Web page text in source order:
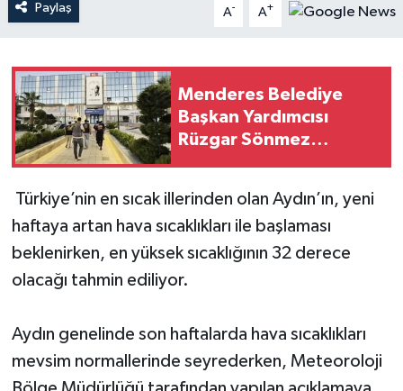
Paylaş A- A+
Menderes Belediye
Başkan Yardımcısı
Rüzgar Sönmez
Türkiye’nin en sıcak illerinden olan Aydın’ın, yeni
haftaya artan hava sıcaklıkları ile başlaması
beklenirken, en yüksek sıcaklığının 32 derece
olacağı tahmin ediliyor.
Aydın genelinde son haftalarda hava sıcaklıkları
mevsim normallerinde seyrederken, Meteoroloji